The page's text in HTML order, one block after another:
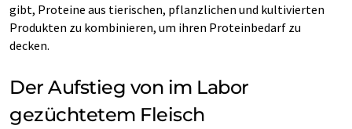
gibt, Proteine aus tierischen, pflanzlichen und kultivierten
Produkten zu kombinieren, um ihren Proteinbedarf zu
decken.
Der Aufstieg von im Labor
gezüchtetem Fleisch